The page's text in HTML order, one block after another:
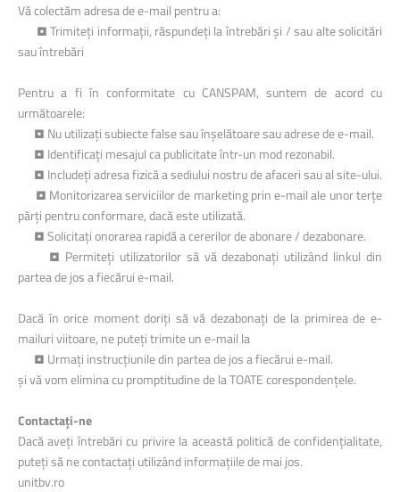
Vă colectăm adresa de e-mail pentru a:
• Trimiteți informații, răspundeți la întrebări și / sau alte solicitări
sau întrebări
Pentru a fi în conformitate cu CANSPAM, suntem de acord cu
următoarele:
• Nu utilizați subiecte false sau înșelătoare sau adrese de e-mail.
• Identificați mesajul ca publicitate într-un mod rezonabil.
• Includeți adresa fizică a sediului nostru de afaceri sau al site-ului.
• Monitorizarea serviciilor de marketing prin e-mail ale unor terțe
părți pentru conformare, dacă este utilizată.
• Solicitați onorarea rapidă a cererilor de abonare / dezabonare.
• Permiteți utilizatorilor să vă dezabonați utilizând linkul din
partea de jos a fiecărui e-mail.
Dacă în orice moment doriți să vă dezabonați de la primirea de e-
mailuri viitoare, ne puteți trimite un e-mail la
• Urmați instrucțiunile din partea de jos a fiecărui e-mail.
și vă vom elimina cu promptitudine de la TOATE corespondențele.
Contactați-ne
Dacă aveți întrebări cu privire la această politică de confidențialitate,
puteți să ne contactați utilizând informațiile de mai jos.
unitbv.ro